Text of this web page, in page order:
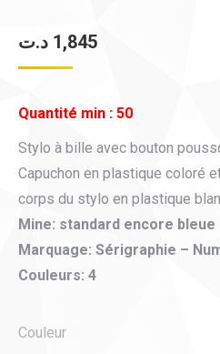
1,845 د.ت
Quantité min : 50
Stylo à bille avec bouton
Capuchon en plastique coloré
corps du stylo en plastique
Mine: standard encore bleue
Marquage: Sérigraphie –
Couleurs: 4
Couleur